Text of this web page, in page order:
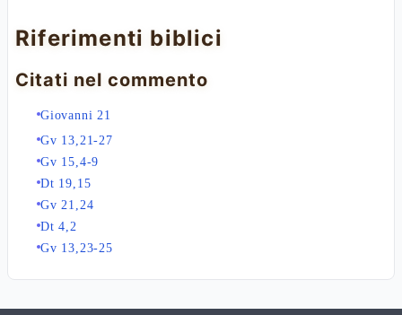
Riferimenti biblici
Citati nel commento
Giovanni 21
Gv 13,21-27
Gv 15,4-9
Dt 19,15
Gv 21,24
Dt 4,2
Gv 13,23-25